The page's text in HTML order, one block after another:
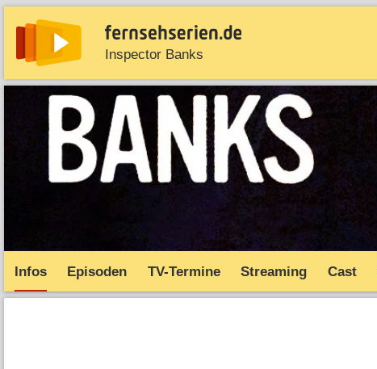
Inspector Banks
News Entdecken Streaming
Infos Episoden TV-Termine Streaming Cast